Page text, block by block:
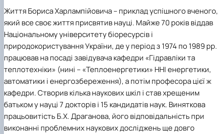
"Теплоенергетика"
Вибіркові дисципліни
Життя Бориса Харлампійовича – приклад успішного вченого,
який все своє життя присвятив науці. Майже 70 років віддав
Національному університету біоресурсів і
природокористування України, де у період з 1974 по 1989 рр.
працював на посаді завідувача кафедри «Гідравліки та
теплотехніки» (нині – «Теплоенергетики» ННІ енергетики,
автоматики і енергозбереження), а потім професора цієї ж
кафедри. Створив кілька наукових шкіл і став хрещеним
батьком у науці 7 докторів і 15 кандидатів наук. Виняткова
працьовитість Б.Х. Драганова, його відповідальність при
виконанні проблемних наукових досліджень ще довго